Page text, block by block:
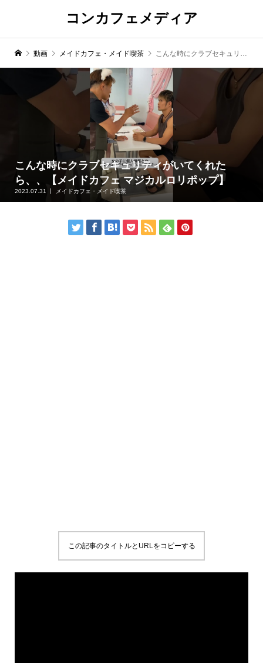
コンカフェメディア
動画 メイドカフェ・メイド喫茶 こんな時にクラブセキュリティがいてくれたら、、【メイドカフェ マジカルロリポップ】
こんな時にクラブセキュリティがいてくれた
ら、、【メイドカフェ マジカルロリポップ】
2023.07.31 メイドカフェ・メイド喫茶
この記事のタイトルとURLをコピーする